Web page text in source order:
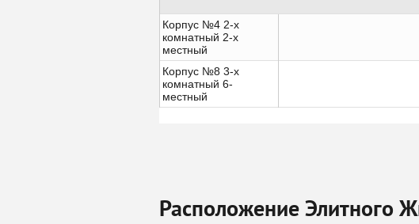
Корпус №4 2-х
комнатный 2-х
местный
Корпус №8 3-х
комнатный 6-
местный
Расположение Элитного